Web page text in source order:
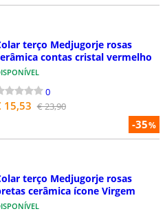
-35%
terço Medjugorje rosas
contas cristal vermelho
0
15,53 € 23,90
terço Medjugorje rosas
cerâmica ícone Virgem